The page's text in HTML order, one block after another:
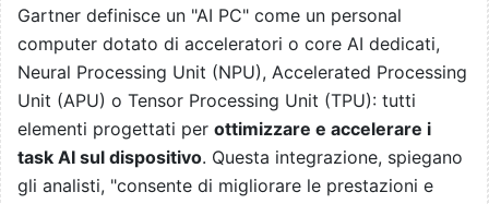
Gartner definisce un "AI PC" come un personal
computer dotato di acceleratori o core AI dedicati,
Neural Processing Unit (NPU), Accelerated Processing
Unit (APU) o Tensor Processing Unit (TPU): tutti
elementi progettati per ottimizzare e accelerare i
task AI sul dispositivo. Questa integrazione, spiegano
gli analisti, "consente di migliorare le prestazioni e